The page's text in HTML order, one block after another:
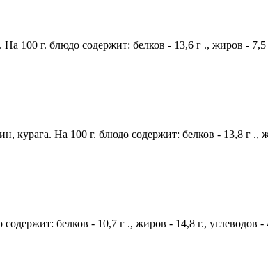
г. блюдо содержит: белков - 13,6 г ., жиров - 7,5
На 100 г. блюдо содержит: белков - 13,8 г .,
белков - 10,7 г ., жиров - 14,8 г., углеводов -